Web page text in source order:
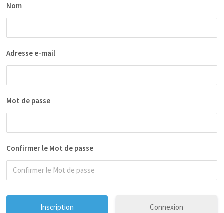
Nom
Adresse e-mail
Mot de passe
Confirmer le Mot de passe
Connexion